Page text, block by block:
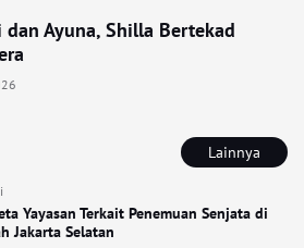
Lainnya
Yayasan Terkait Penemuan Senjata di
Jakarta Selatan
dan Ayuna, Shilla Bertekad